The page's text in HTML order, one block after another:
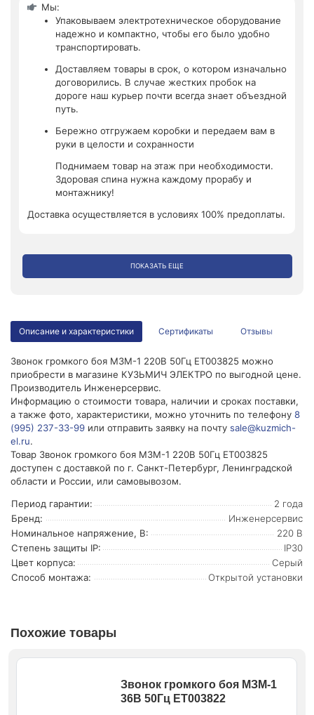
Мы:
Упаковываем электротехническое оборудование
надежно и компактно, чтобы его было удобно
транспортировать.
Доставляем товары в срок, о котором изначально
договорились. В случае жестких пробок на
дороге наш курьер почти всегда знает объездной
путь.
Бережно отгружаем коробки и передаем вам в
руки в целости и сохранности
Поднимаем товар на этаж при необходимости.
Здоровая спина нужна каждому прорабу и
монтажнику!
Доставка осуществляется в условиях 100% предоплаты.
ПОКАЗАТЬ ЕЩЕ
Описание и характеристики Сертификаты Отзывы
Звонок громкого боя МЗМ-1 220В 50Гц ET003825 можно
приобрести в магазине КУЗЬМИЧ ЭЛЕКТРО по выгодной цене.
Производитель Инженерсервис.
Информацию о стоимости товара, наличии и сроках поставки,
а также фото, характеристики, можно уточнить по телефону 8
(995) 237-33-99 или отправить заявку на почту sale@kuzmich-
el.ru.
Товар Звонок громкого боя МЗМ-1 220В 50Гц ET003825
доступен с доставкой по г. Санкт-Петербург, Ленинградской
области и России, или самовывозом.
Период гарантии:
2 года
Бренд:
Инженерсервис
Номинальное напряжение, В:
220 В
Степень защиты IP:
IP30
Цвет корпуса:
Серый
Способ монтажа:
Открытой установки
Похожие товары
Звонок громкого боя МЗМ-1
36В 50Гц ET003822